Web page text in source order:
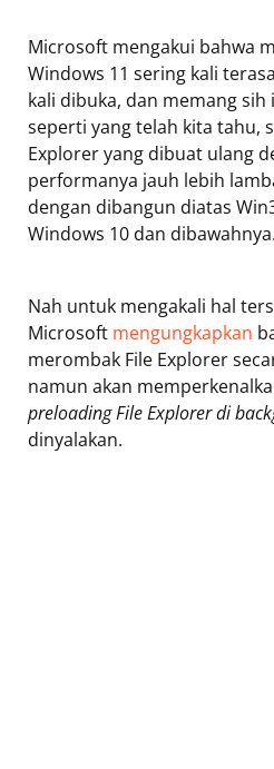
Microsoft mengakui bahwa
Windows 11 sering kali
kali dibuka, dan memang
seperti yang telah kita tahu,
Explorer yang dibuat ulang
performanya jauh lebih
dengan dibangun diatas
Windows 10 dan dibawahnya.
Nah untuk mengakali hal
Microsoft mengungkapkan
merombak File Explorer
namun akan
preloading File Explorer di
dinyalakan.